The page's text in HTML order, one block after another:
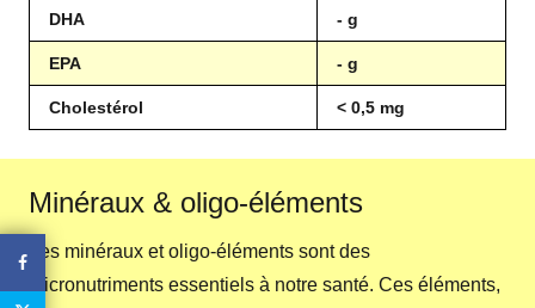
DHA - g
EPA - g
Cholestérol < 0,5 mg
Minéraux & oligo-éléments
Les minéraux et oligo-éléments sont des
micronutriments essentiels à notre santé. Ces éléments,